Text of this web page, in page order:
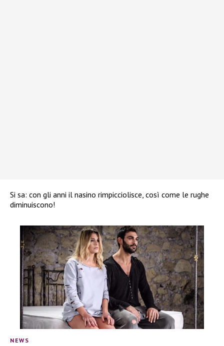
Si sa: con gli anni il nasino rimpicciolisce, così come le rughe
diminuiscono!
NEWS